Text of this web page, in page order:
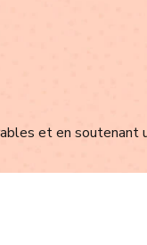
et en soutenant